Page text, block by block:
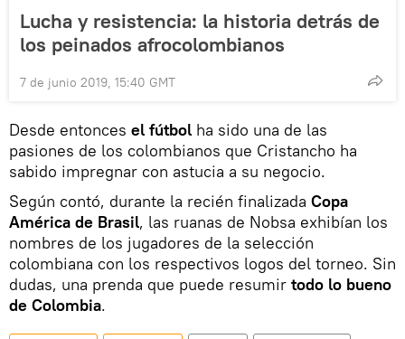
Lucha y resistencia: la historia detrás de
los peinados afrocolombianos
7 de junio 2019, 15:40 GMT
Desde entonces el fútbol ha sido una de las
pasiones de los colombianos que Cristancho ha
sabido impregnar con astucia a su negocio.
Según contó, durante la recién finalizada Copa
América de Brasil, las ruanas de Nobsa exhibían los
nombres de los jugadores de la selección
colombiana con los respectivos logos del torneo. Sin
dudas, una prenda que puede resumir todo lo bueno
de Colombia.